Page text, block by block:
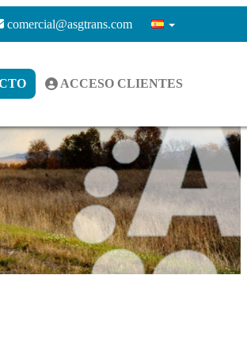
comercial@asgtrans.com
ACCESO CLIENTES